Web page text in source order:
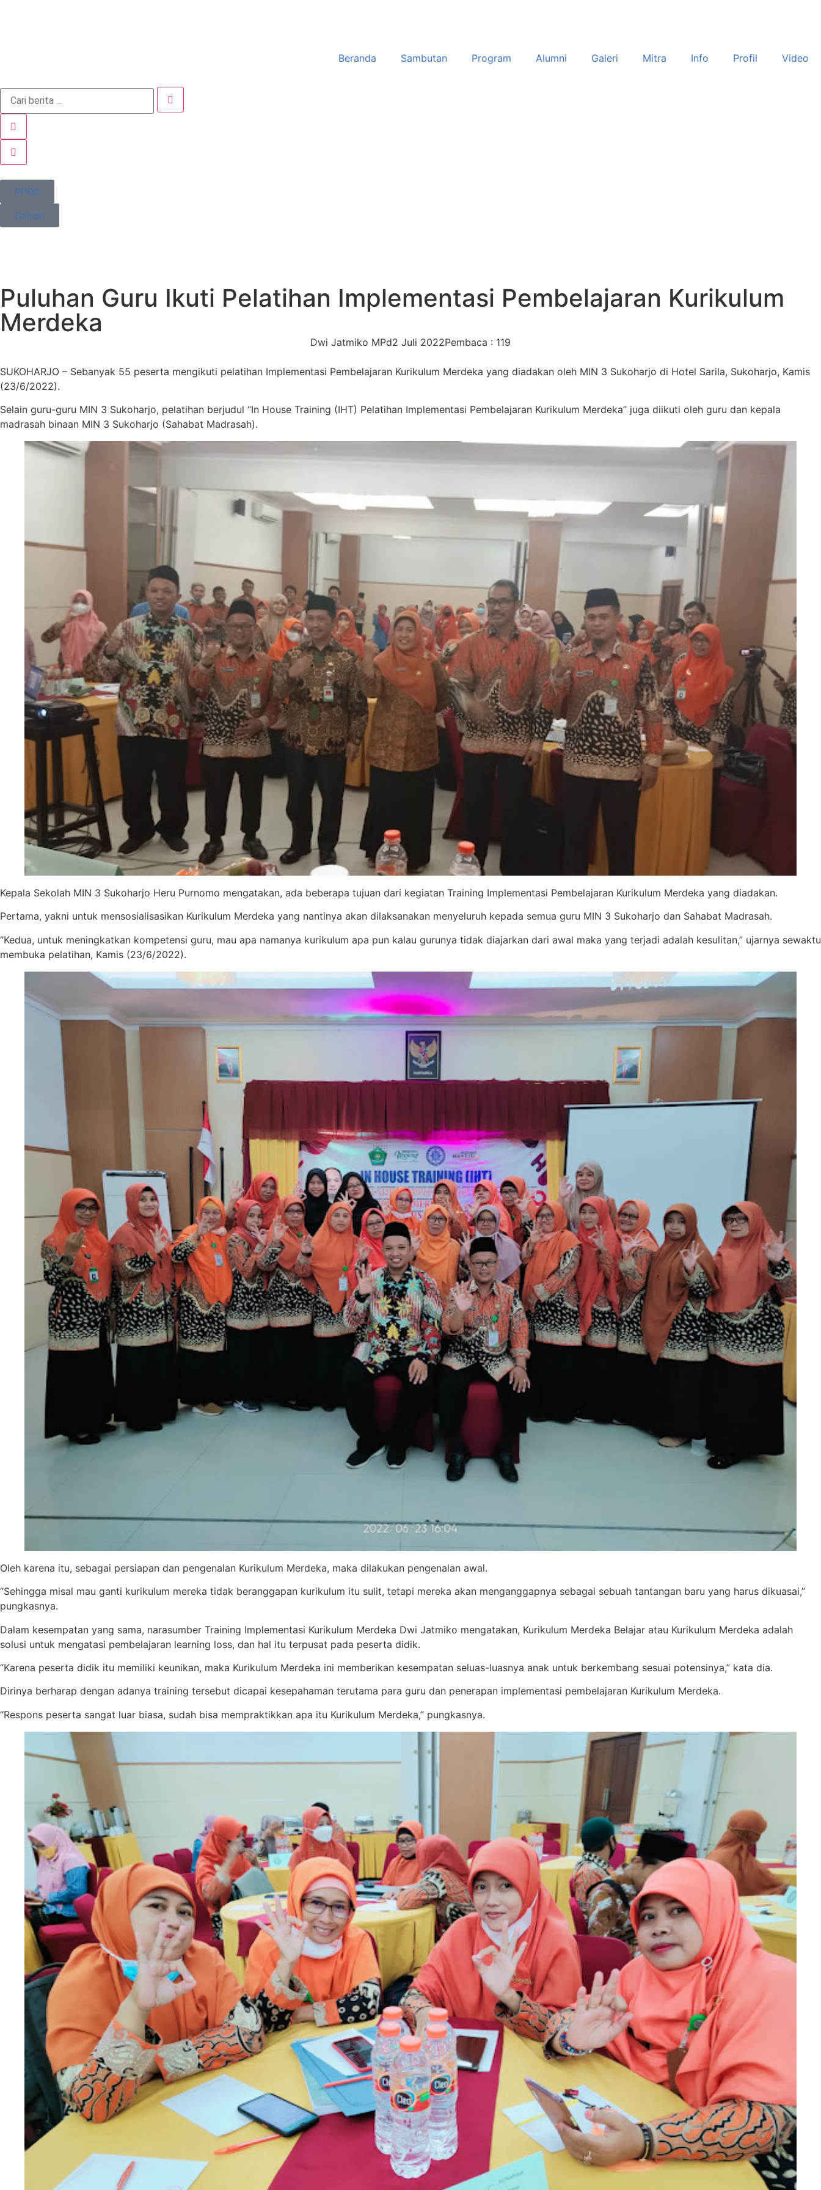
Beranda Sambutan Program Alumni Galeri Mitra Info Profil Video
PPDB
Donasi
Puluhan Guru Ikuti Pelatihan Implementasi Pembelajaran Kurikulum
Merdeka
Dwi Jatmiko MPd2 Juli 2022Pembaca : 119
SUKOHARJO – Sebanyak 55 peserta mengikuti pelatihan Implementasi Pembelajaran Kurikulum Merdeka yang diadakan oleh MIN 3 Sukoharjo di Hotel Sarila, Sukoharjo, Kamis
(23/6/2022).
Selain guru-guru MIN 3 Sukoharjo, pelatihan berjudul “In House Training (IHT) Pelatihan Implementasi Pembelajaran Kurikulum Merdeka” juga diikuti oleh guru dan kepala
madrasah binaan MIN 3 Sukoharjo (Sahabat Madrasah).
Kepala Sekolah MIN 3 Sukoharjo Heru Purnomo mengatakan, ada beberapa tujuan dari kegiatan Training Implementasi Pembelajaran Kurikulum Merdeka yang diadakan.
Pertama, yakni untuk mensosialisasikan Kurikulum Merdeka yang nantinya akan dilaksanakan menyeluruh kepada semua guru MIN 3 Sukoharjo dan Sahabat Madrasah.
“Kedua, untuk meningkatkan kompetensi guru, mau apa namanya kurikulum apa pun kalau gurunya tidak diajarkan dari awal maka yang terjadi adalah kesulitan,” ujarnya sewaktu
membuka pelatihan, Kamis (23/6/2022).
Oleh karena itu, sebagai persiapan dan pengenalan Kurikulum Merdeka, maka dilakukan pengenalan awal.
“Sehingga misal mau ganti kurikulum mereka tidak beranggapan kurikulum itu sulit, tetapi mereka akan menganggapnya sebagai sebuah tantangan baru yang harus dikuasai,”
pungkasnya.
Dalam kesempatan yang sama, narasumber Training Implementasi Kurikulum Merdeka Dwi Jatmiko mengatakan, Kurikulum Merdeka Belajar atau Kurikulum Merdeka adalah
solusi untuk mengatasi pembelajaran learning loss, dan hal itu terpusat pada peserta didik.
“Karena peserta didik itu memiliki keunikan, maka Kurikulum Merdeka ini memberikan kesempatan seluas-luasnya anak untuk berkembang sesuai potensinya,” kata dia.
Dirinya berharap dengan adanya training tersebut dicapai kesepahaman terutama para guru dan penerapan implementasi pembelajaran Kurikulum Merdeka.
“Respons peserta sangat luar biasa, sudah bisa mempraktikkan apa itu Kurikulum Merdeka,” pungkasnya.